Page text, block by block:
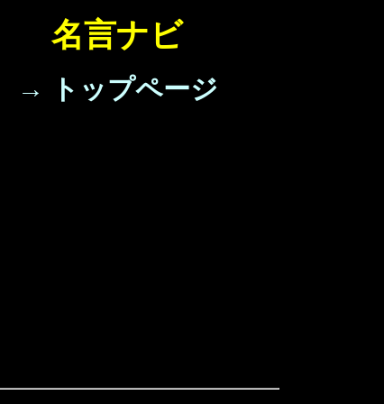
名言ナビ
→ トップページ